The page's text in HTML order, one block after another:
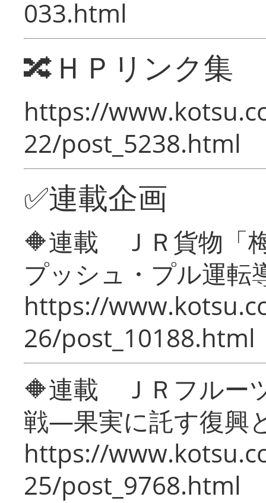
033.html
🔀ＨＰリンク集
https://
22/post_5238.html
✅連載企画
🔶連載 ＪＲ貨物「
プッシュ・プル運転
https://
26/post_10188.html
🔶連載 ＪＲフルー
戦―果実に託す復興
https://
25/post_9768.html